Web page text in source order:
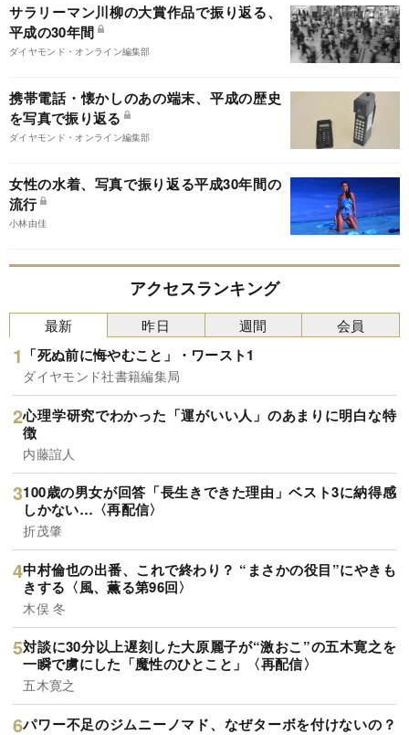
サラリーマン川柳の大賞作品で振り返る、
平成の30年間
ダイヤモンド・オンライン編集部
携帯電話・懐かしのあの端末、平成の歴史
を写真で振り返る
ダイヤモンド・オンライン編集部
女性の水着、写真で振り返る平成30年間の
流行
小林由佳
アクセスランキング
最新
「死ぬ前に悔やむこと」・ワースト1
ダイヤモンド社書籍編集局
心理学研究でわかった「運がいい人」のあまりに明白な特
徴
内藤誼人
100歳の男女が回答「長生きできた理由」ベスト3に納得感
しかない…〈再配信〉
折茂肇
中村倫也の出番、これで終わり？ “まさかの役目”にやきも
きする〈風、薫る第96回〉
木俣 冬
対談に30分以上遅刻した大原麗子が“激おこ”の五木寛之を
一瞬で虜にした「魔性のひとこと」〈再配信〉
五木寛之
パワー不足のジムニーノマド、なぜターボを付けないの？
昨日 週間 会員